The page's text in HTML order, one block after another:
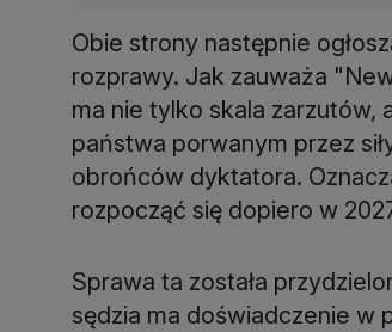
Obie strony następnie
rozprawy. Jak zauważa
ma nie tylko skala
państwa porwanym przez
obrońców dyktatora.
rozpocząć się dopiero w
Sprawa ta została
sędzia ma doświadczenie w